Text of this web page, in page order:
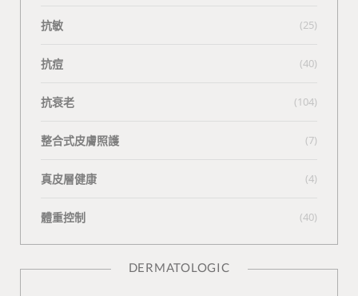
抗敏 (25)
抗痘 (40)
抗衰老 (104)
整合式皮膚照護 (7)
真皮層健康 (4)
體重控制 (40)
DERMATOLOGIC